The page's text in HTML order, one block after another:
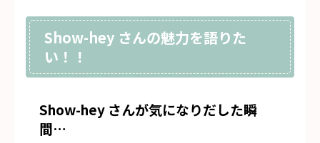
Show-hey さんの魅力を語りた
い！！
Show-hey さんが気になりだした瞬
間…